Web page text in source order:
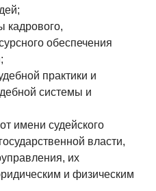
кадрового,
обеспечения
практики и
системы и
имени судейского
власти,
их
и физическим